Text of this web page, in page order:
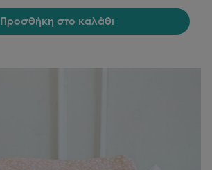
Προσθήκη στο καλάθι